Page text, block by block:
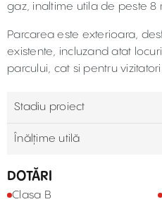
gaz, inaltime utila de peste 8
Parcarea este exterioara,
existente, incluzand atat
parcului, cat si pentru
Stadiu proiect
Înălțime utilă
DOTĂRI
Clasa B